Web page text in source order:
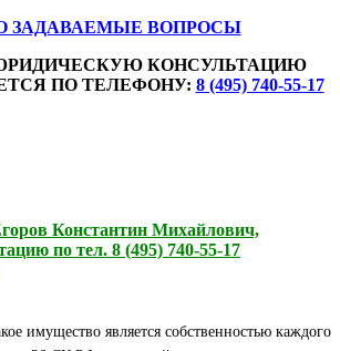
ЗАДАВАЕМЫЕ ВОПРОСЫ
КОНСУЛЬТАЦИЮ
ПО ТЕЛЕФОНУ: 8 (495) 740-55-17
Константин Михайлович,
по тел. 8 (495) 740-55-17
имущество является собственностью каждого